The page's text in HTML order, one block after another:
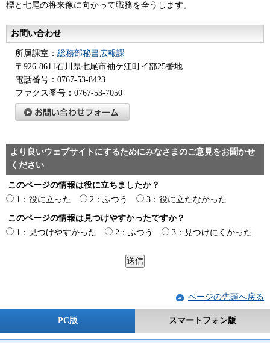
標と七尾の将来像に向かって職務を全うします。
お問い合わせ
所属課室： 総務部秘書広報課
〒926-8611石川県七尾市袖ケ江町イ部25番地
電話番号：0767-53-8423
ファクス番号：0767-53-7050
より良いウェブサイトにするためにみなさまのご意見をお聞かせ
ください
このページの情報は役に立ちましたか？
1：役に立った
2：ふつう 3：役に立たなかった
このページの情報は見つけやすかったですか？
1：見つけやすかった
2：ふつう 3：見つけにくかった
ページの先頭へ戻る
PC版 スマートフォン版